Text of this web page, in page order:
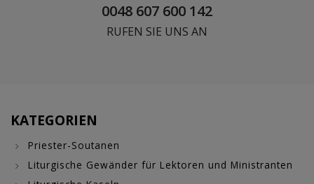
0048 607 600 142
RUFEN SIE UNS AN
KATEGORIEN
Priester-Soutanen
Liturgische Gewänder für Lektoren und Ministranten